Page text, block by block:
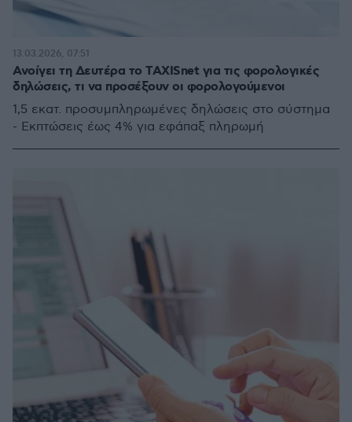
Ανοίγει τη Δευτέρα το TAXISnet για τις φορολογικές
δηλώσεις, τι να προσέξουν οι φορολογούμενοι
1,5 εκατ. προσυμπληρωμένες δηλώσεις στο σύστημα
- Εκπτώσεις έως 4% για εφάπαξ πληρωμή
13.03.2026, 07:51